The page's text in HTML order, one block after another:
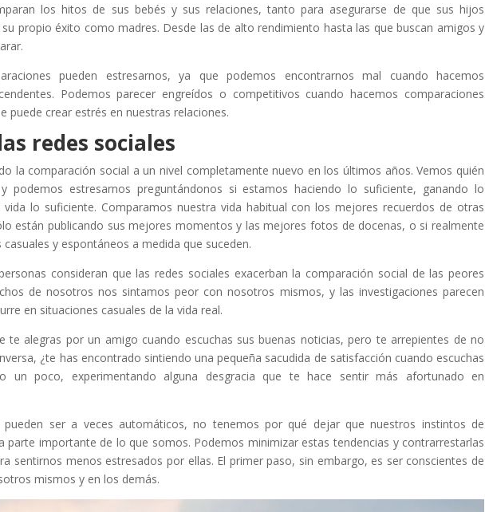
los hitos de sus bebés y sus relaciones, tanto para asegurarse de que sus hijos
propio éxito como madres. Desde las de alto rendimiento hasta las que buscan amigos y
pueden estresarnos, ya que podemos encontrarnos mal cuando hacemos
Podemos parecer engreídos o competitivos cuando hacemos comparaciones
puede crear estrés en nuestras relaciones.
redes sociales
la comparación social a un nivel completamente nuevo en los últimos años. Vemos quién
estresarnos preguntándonos si estamos haciendo lo suficiente, ganando lo
lo suficiente. Comparamos nuestra vida habitual con los mejores recuerdos de otras
están publicando sus mejores momentos y las mejores fotos de docenas, o si realmente
y espontáneos a medida que suceden.
consideran que las redes sociales exacerban la comparación social de las peores
de nosotros nos sintamos peor con nosotros mismos, y las investigaciones parecen
en situaciones casuales de la vida real.
te alegras por un amigo cuando escuchas sus buenas noticias, pero te arrepientes de no
¿te has encontrado sintiendo una pequeña sacudida de satisfacción cuando escuchas
un poco, experimentando alguna desgracia que te hace sentir más afortunado en
pueden ser a veces automáticos, no tenemos por qué dejar que nuestros instintos de
parte importante de lo que somos. Podemos minimizar estas tendencias y contrarrestarlas
sentirnos menos estresados por ellas. El primer paso, sin embargo, es ser conscientes de
mismos y en los demás.